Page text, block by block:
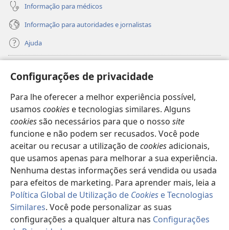
Configurações de privacidade
Para lhe oferecer a melhor experiência possível,
usamos cookies e tecnologias similares. Alguns
cookiessão necessários para que o nosso site
funcione e não podem ser recusados. Você pode
aceitar ou recusar a utilização decookiesadicionais,
que usamos apenas para melhorar a sua experiência.
Nenhuma destas informações será vendida ou usada
para efeitos de marketing. Para aprender mais, leia a
Política Global de Utilização de Cookies e Tecnologias
Similares. Você pode personalizar as suas
configurações a qualquer altura nas Configurações
Informação para médicos
Informação para autoridades e jornalistas
Ajuda
(abre
uma
nova
janela)
BibliotecaOnline da Torre de Vigia™
(abre
uma
nova
janela)
JW Hub
(abre
uma
nova JW Library
Watchtower Library
Copyright © 2026 Watch Tower Bible and Tract Society of Pennsylvania.
TERMOS DE UTILIZAÇÃO